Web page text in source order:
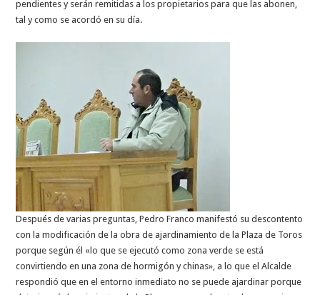
pendientes y serán remitidas a los propietarios para que las abonen,
tal y como se acordó en su día.
Después de varias preguntas, Pedro Franco manifestó su descontento
con la modificación de la obra de ajardinamiento de la Plaza de Toros
porque según él «lo que se ejecutó como zona verde se está
convirtiendo en una zona de hormigón y chinas», a lo que el Alcalde
respondió que en el entorno inmediato no se puede ajardinar porque